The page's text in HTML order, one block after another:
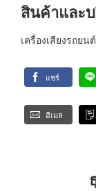
สินค้าและ
เครื่องเสียงรถยน
แชร์
อีเมล